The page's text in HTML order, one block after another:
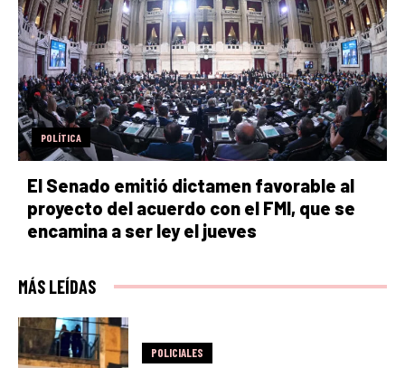
POLÍTICA
El Senado emitió dictamen favorable al
proyecto del acuerdo con el FMI, que se
encamina a ser ley el jueves
MÁS LEÍDAS
POLICIALES